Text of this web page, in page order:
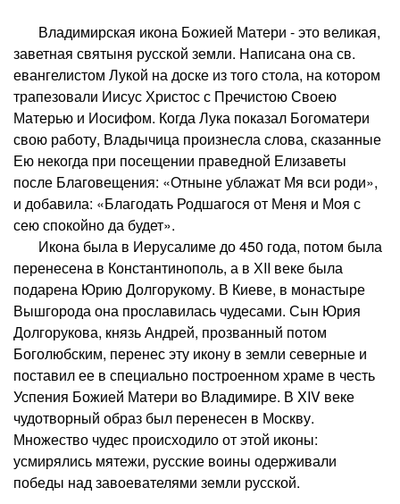
Владимирская икона Божией Матери - это великая,
заветная святыня русской земли. Написана она св.
евангелистом Лукой на доске из того стола, на котором
трапезовали Иисус Христос с Пречистою Своею
Матерью и Иосифом. Когда Лука показал Богоматери
свою работу, Владычица произнесла слова, сказанные
Ею некогда при посещении праведной Елизаветы
после Благовещения: «Отныне ублажат Мя вси роди»,
и добавила: «Благодать Родшагося от Меня и Моя с
сею спокойно да будет».
Икона была в Иерусалиме до 450 года, потом была
перенесена в Константинополь, а в ХII веке была
подарена Юрию Долгорукому. В Киеве, в монастыре
Вышгорода она прославилась чудесами. Сын Юрия
Долгорукова, князь Андрей, прозванный потом
Боголюбским, перенес эту икону в земли северные и
поставил ее в специально построенном храме в честь
Успения Божией Матери во Владимире. В XIV веке
чудотворный образ был перенесен в Москву.
Множество чудес происходило от этой иконы:
усмирялись мятежи, русские воины одерживали
победы над завоевателями земли русской.